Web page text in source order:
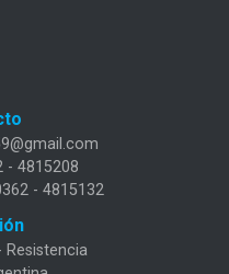
- 4815208
- 4815132
Resistencia